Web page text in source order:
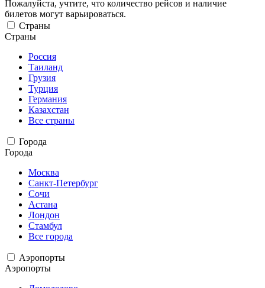
Пожалуйста, учтите, что количество рейсов и наличие
билетов могут варьироваться.
Страны
Страны
Россия
Таиланд
Грузия
Турция
Германия
Казахстан
Все страны
Города
Города
Москва
Санкт-Петербург
Сочи
Астана
Лондон
Стамбул
Все города
Аэропорты
Аэропорты